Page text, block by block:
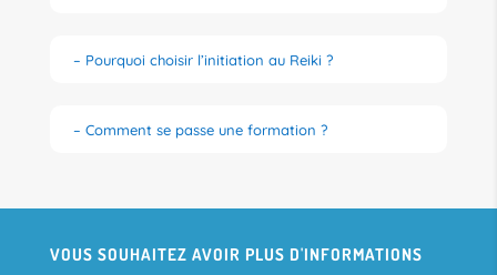
– Pourquoi choisir l’initiation au Reiki ?
– Comment se passe une formation ?
VOUS SOUHAITEZ AVOIR PLUS D'INFORMATIONS